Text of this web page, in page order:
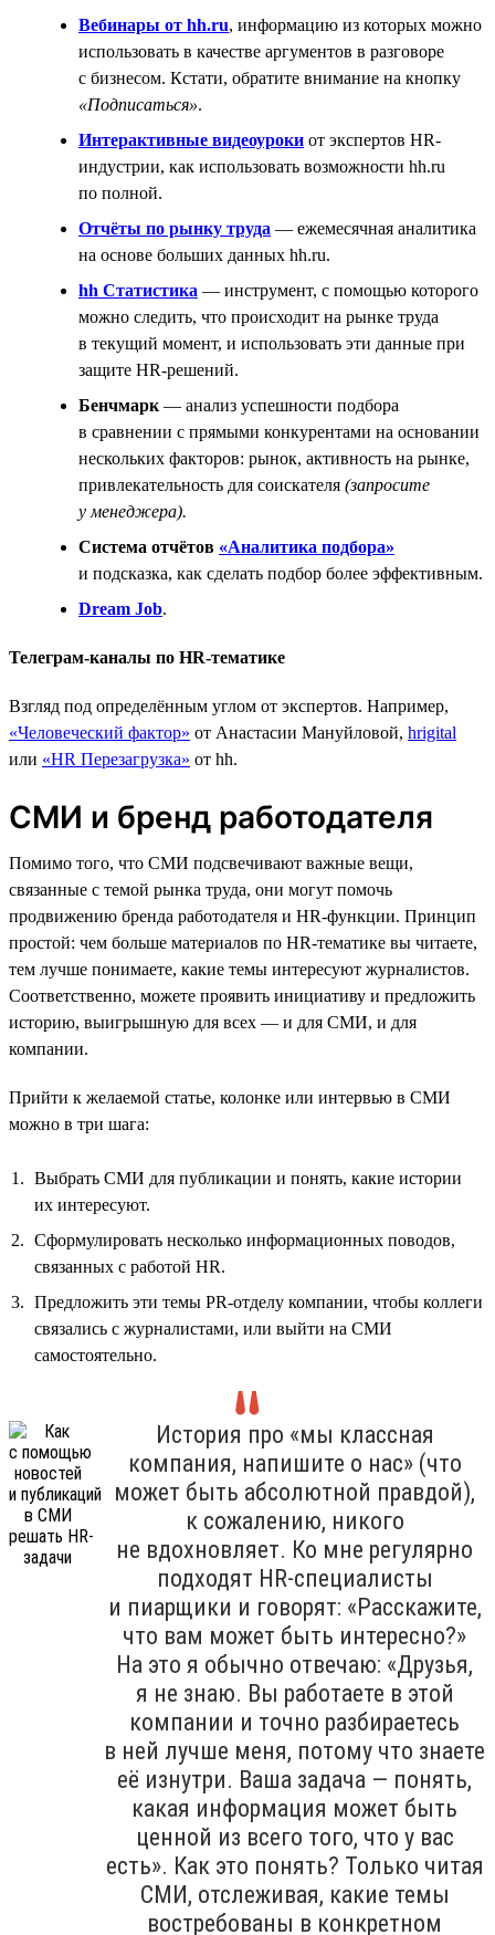
Вебинары от hh.ru, информацию из которых можно
использовать в качестве аргументов в разговоре
с бизнесом. Кстати, обратите внимание на кнопку
«Подписаться».
Интерактивные видеоуроки от экспертов HR-
индустрии, как использовать возможности hh.ru
по полной.
Отчёты по рынку труда — ежемесячная аналитика
на основе больших данных hh.ru.
hh Статистика — инструмент, с помощью которого
можно следить, что происходит на рынке труда
в текущий момент, и использовать эти данные при
защите HR-решений.
Бенчмарк — анализ успешности подбора
в сравнении с прямыми конкурентами на основании
нескольких факторов: рынок, активность на рынке,
привлекательность для соискателя (запросите
у менеджера).
Система отчётов «Аналитика подбора»
и подсказка, как сделать подбор более эффективным.
Dream Job.
Телеграм-каналы по HR-тематике
Взгляд под определённым углом от экспертов. Например,
«Человеческий фактор» от Анастасии Мануйловой, hrigital
или «HR Перезагрузка» от hh.
СМИ и бренд работодателя
Помимо того, что СМИ подсвечивают важные вещи,
связанные с темой рынка труда, они могут помочь
продвижению бренда работодателя и HR-функции. Принцип
простой: чем больше материалов по HR-тематике вы читаете,
тем лучше понимаете, какие темы интересуют журналистов.
Соответственно, можете проявить инициативу и предложить
историю, выигрышную для всех — и для СМИ, и для
компании.
Прийти к желаемой статье, колонке или интервью в СМИ
можно в три шага:
Выбрать СМИ для публикации и понять, какие истории
их интересуют.
Сформулировать несколько информационных поводов,
связанных с работой HR.
Предложить эти темы PR-отделу компании, чтобы коллеги
связались с журналистами, или выйти на СМИ
самостоятельно.
История про «мы классная
компания, напишите о нас» (что
может быть абсолютной правдой),
к сожалению, никого
не вдохновляет. Ко мне регулярно
подходят HR-специалисты
и пиарщики и говорят: «Расскажите,
что вам может быть интересно?»
На это я обычно отвечаю: «Друзья,
я не знаю. Вы работаете в этой
компании и точно разбираетесь
в ней лучше меня, потому что знаете
её изнутри. Ваша задача — понять,
какая информация может быть
ценной из всего того, что у вас
есть». Как это понять? Только читая
СМИ, отслеживая, какие темы
востребованы в конкретном